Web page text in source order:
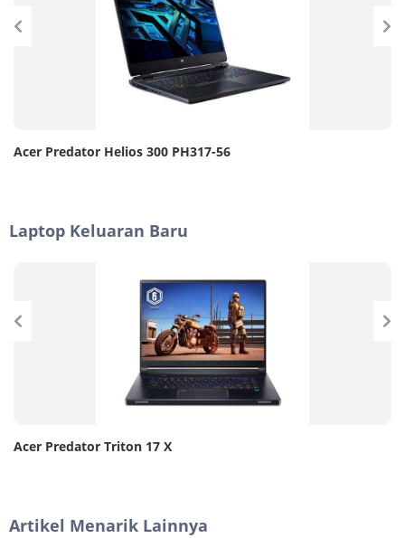
Acer Predator Helios 300 PH317-56
Laptop Keluaran Baru
Acer Predator Triton 17 X
Artikel Menarik Lainnya